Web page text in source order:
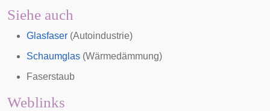
Siehe auch
Glasfaser (Autoindustrie)
Schaumglas (Wärmedämmung)
Faserstaub
Weblinks